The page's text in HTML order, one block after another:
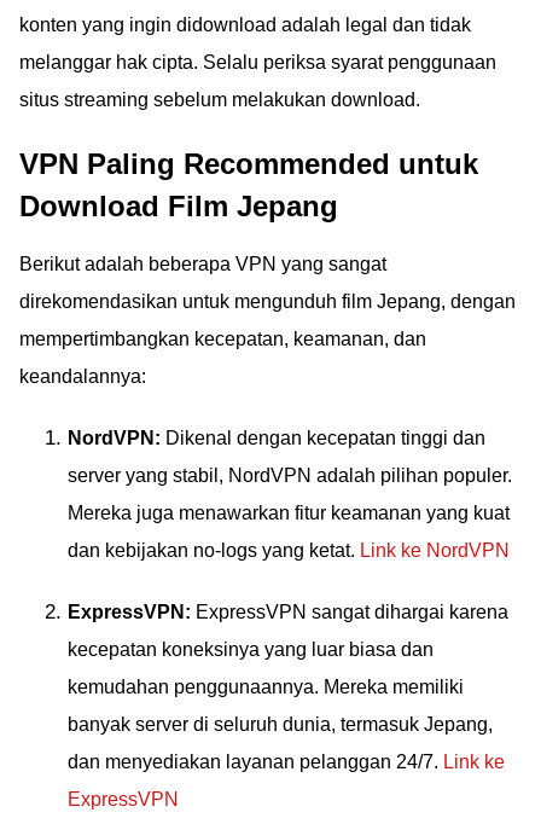
konten yang ingin didownload adalah legal dan tidak
melanggar hak cipta. Selalu periksa syarat penggunaan
situs streaming sebelum melakukan download.
VPN Paling Recommended untuk
Download Film Jepang
Berikut adalah beberapa VPN yang sangat
direkomendasikan untuk mengunduh film Jepang, dengan
mempertimbangkan kecepatan, keamanan, dan
keandalannya:
NordVPN: Dikenal dengan kecepatan tinggi dan
server yang stabil, NordVPN adalah pilihan populer.
Mereka juga menawarkan fitur keamanan yang kuat
dan kebijakan no-logs yang ketat. Link ke NordVPN
ExpressVPN: ExpressVPN sangat dihargai karena
kecepatan koneksinya yang luar biasa dan
kemudahan penggunaannya. Mereka memiliki
banyak server di seluruh dunia, termasuk Jepang,
dan menyediakan layanan pelanggan 24/7. Link ke
ExpressVPN